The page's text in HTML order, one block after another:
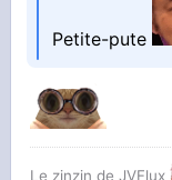
Petite-pute
Le zinzin de JVFlux